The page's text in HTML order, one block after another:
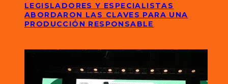
LEGISLADORES Y ESPECIALISTAS
ABORDARON LAS CLAVES PARA UNA
PRODUCCIÓN RESPONSABLE